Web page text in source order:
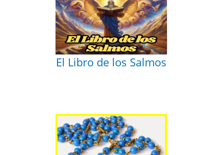
El Libro de los Salmos